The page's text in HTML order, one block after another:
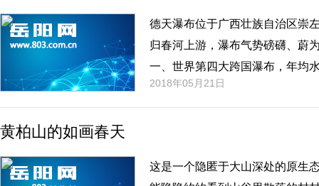
德天瀑布位于广西壮族自治区崇
归春河上游，瀑布气势磅礴、蔚
一、世界第四大跨国瀑布，年均
河是左江的支流，也是中越边境
作。德天瀑布位于大新县归春河
2018年05月21日
黄柏山的如画春天
这是一个隐匿于大山深处的原生